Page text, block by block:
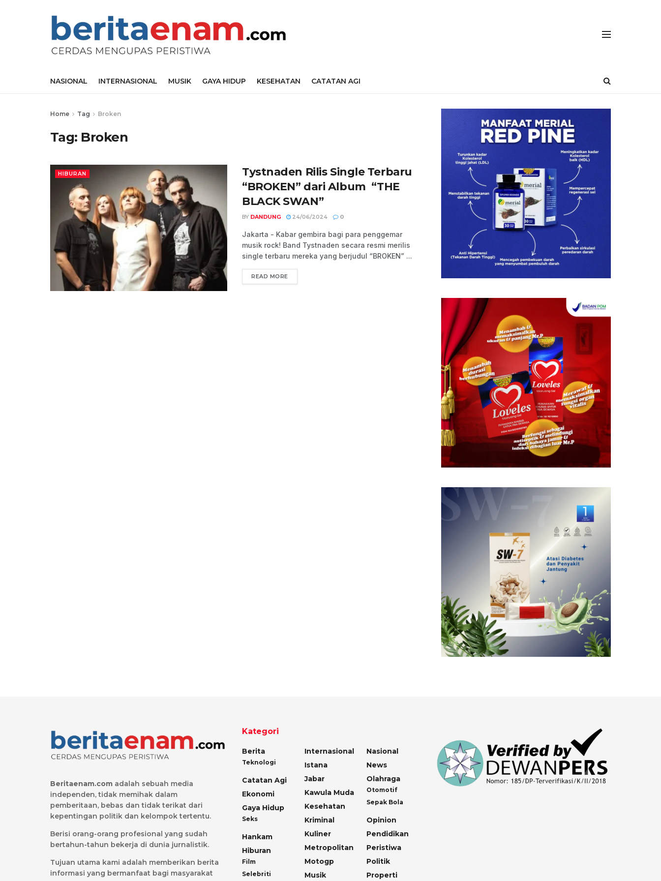
NASIONAL INTERNASIONAL MUSIK GAYA HIDUP KESEHATAN CATATAN AGI
Home Tag Broken
Tag: Broken
HIBURAN
Tystnaden Rilis Single Terbaru
“BROKEN” dari Album “THE
BLACK SWAN”
BY DANDUNG 24/06/2024 0
Jakarta - Kabar gembira bagi para penggemar
musik rock! Band Tystnaden secara resmi merilis
single terbaru mereka yang berjudul “BROKEN” ...
READ MORE
Beritaenam.com adalah sebuah media
independen, tidak memihak dalam
pemberitaan, bebas dan tidak terikat dari
kepentingan politik dan kelompok tertentu.
Berisi orang-orang profesional yang sudah
bertahun-tahun bekerja di dunia jurnalistik.
Tujuan utama kami adalah memberikan berita
informasi yang bermanfaat bagi masyarakat
Kategori
Berita
Teknologi
Catatan Agi
Ekonomi
Gaya Hidup
Seks
Hankam
Hiburan
Film
Selebriti
Internasional
Istana
Jabar
Kawula Muda
Kesehatan
Kriminal
Kuliner
Metropolitan
Motogp
Musik
Nasional
News
Olahraga
Otomotif
Sepak Bola
Opinion
Pendidikan
Peristiwa
Politik
Properti